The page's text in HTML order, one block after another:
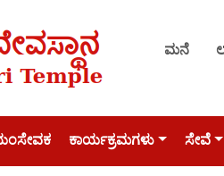
ಮನೆ
ಕಾರ್ಯಕ್ರಮಗಳು ಸೇವೆ